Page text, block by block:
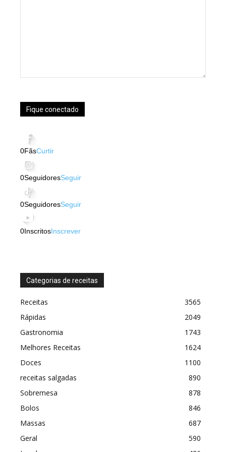
Fique conectado
0FãsCurtir
0SeguidoresSeguir
0SeguidoresSeguir
0InscritosInscrever
Categorias de receitas
Receitas
3565
Rápidas
2049
Gastronomia
1743
Melhores Receitas
1624
Doces
1100
receitas salgadas
890
Sobremesa
878
Bolos
846
Massas
687
Geral
590